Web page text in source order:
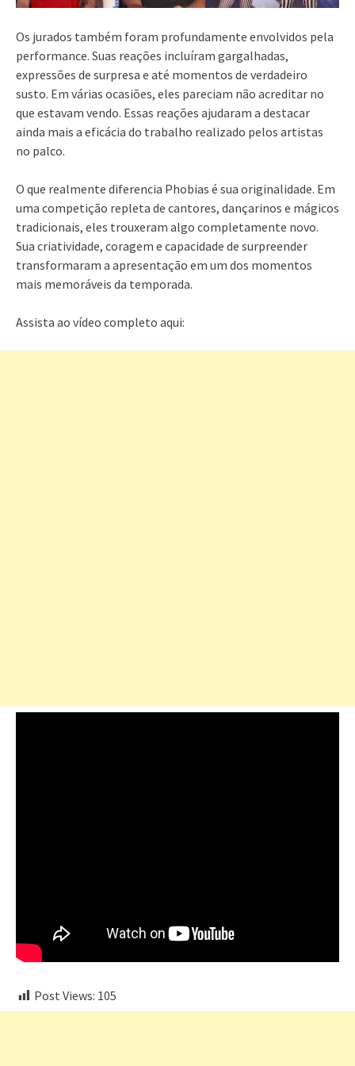
Os jurados também foram profundamente envolvidos pela
performance. Suas reações incluíram gargalhadas,
expressões de surpresa e até momentos de verdadeiro
susto. Em várias ocasiões, eles pareciam não acreditar no
que estavam vendo. Essas reações ajudaram a destacar
ainda mais a eficácia do trabalho realizado pelos artistas
no palco.
O que realmente diferencia Phobias é sua originalidade. Em
uma competição repleta de cantores, dançarinos e mágicos
tradicionais, eles trouxeram algo completamente novo.
Sua criatividade, coragem e capacidade de surpreender
transformaram a apresentação em um dos momentos
mais memoráveis da temporada.
Assista ao vídeo completo aqui:
Post Views: 105